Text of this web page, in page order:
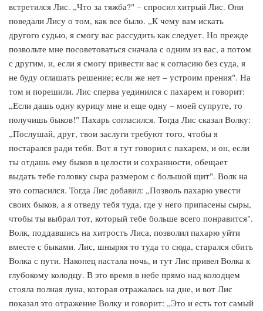
встретился Лис. „Что за тяжба?" – спросил хитрый Лис. Они
поведали Лису о том, как все было. „К чему вам искать
другого судью, я смогу вас рассудить как следует. Но прежде
позвольте мне посоветоваться сначала с одним из вас, а потом
с другим, и, если я смогу привести вас к согласию без суда, я
не буду оглашать решение; если же нет – устроим прения". На
том и порешили. Лис сперва уединился с пахарем и говорит:
„Если дашь одну курицу мне и еще одну – моей супруге, то
получишь быков!" Пахарь согласился. Тогда Лис сказал Волку:
„Послушай, друг, твои заслуги требуют того, чтобы я
постарался ради тебя. Вот я тут говорил с пахарем, и он, если
ты отдашь ему быков в целости и сохранности, обещает
выдать тебе головку сыра размером с большой щит". Волк на
это согласился. Тогда Лис добавил: „Позволь пахарю увести
своих быков, а я отведу тебя туда, где у него припасены сыры,
чтобы ты выбрал тот, который тебе больше всего понравится".
Волк, поддавшись на хитрость Лиса, позволил пахарю уйти
вместе с быками. Лис, шныряя то туда то сюда, старался сбить
Волка с пути. Наконец настала ночь, и тут Лис привел Волка к
глубокому колодцу. В это время в небе прямо над колодцем
стояла полная луна, которая отражалась на дне, и вот Лис
показал это отражение Волку и говорит: „Это и есть тот самый